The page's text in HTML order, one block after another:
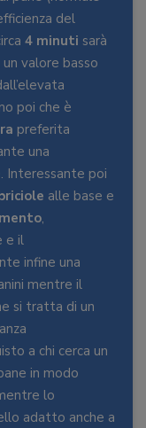
del
4 minuti sarà
valore basso
poi che è
preferita
una
Interessante poi
alle base e
,
e il
infine una
mentre il
si tratta di un
a chi cerca un
in modo
lo
adatto anche a